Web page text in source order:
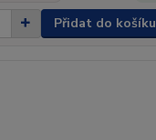
Přidat do košíku